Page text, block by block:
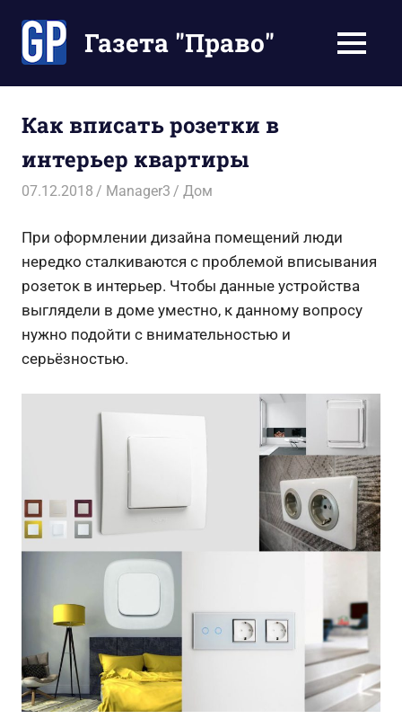
содержимомуГазета "Право"
экономят
Ваше
время
МЕНЮ
Как вписать розетки в
интерьер квартиры
07.12.2018 Manager3 Дом
При оформлении дизайна помещений люди
нередко сталкиваются с проблемой вписывания
розеток в интерьер. Чтобы данные устройства
выглядели в доме уместно, к данному вопросу
нужно подойти с внимательностью и
серьёзностью.